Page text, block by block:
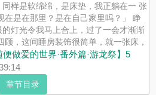
样是软绵绵，是床垫，我正躺在一 张
在是在那里？是在自己家里吗？」 睁
灯光令我马上合上，过了一会才渐渐
顾，这间睡房装饰很简单，就一张床，
正对床的墙上还有一幅西洋风景画。
物，还插着 一瓶假花，闹钟显示时
的窗户外，是一片静寂的 夜空，看
我是在一个高层住宅里边。 但是，这
便做爱的世界·番外篇·游龙祭】5
章节目录